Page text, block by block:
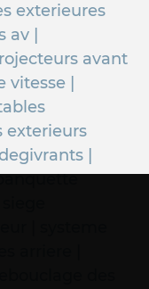
exterieures
|
avant
|
exterieurs
|